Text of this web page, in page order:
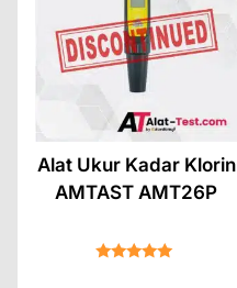
Alat Ukur Kadar Klorin
AMTAST AMT26P